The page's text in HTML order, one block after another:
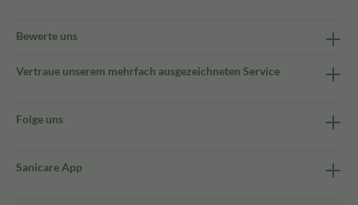
Bewerte uns
Vertraue unserem mehrfach ausgezeichneten Service
Folge uns
Sanicare App